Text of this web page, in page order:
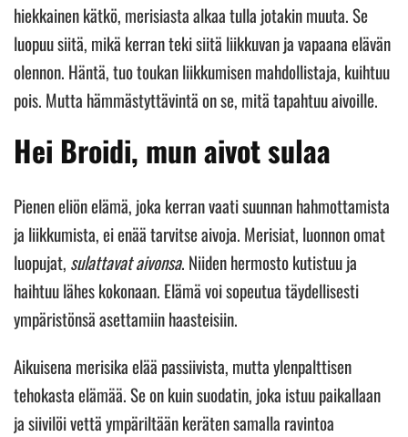
hiekkainen kätkö, merisiasta alkaa tulla jotakin muuta. Se
luopuu siitä, mikä kerran teki siitä liikkuvan ja vapaana elävän
olennon. Häntä, tuo toukan liikkumisen mahdollistaja, kuihtuu
pois. Mutta hämmästyttävintä on se, mitä tapahtuu aivoille.
Hei Broidi, mun aivot sulaa
Pienen eliön elämä, joka kerran vaati suunnan hahmottamista
ja liikkumista, ei enää tarvitse aivoja. Merisiat, luonnon omat
luopujat, sulattavat aivonsa. Niiden hermosto kutistuu ja
haihtuu lähes kokonaan. Elämä voi sopeutua täydellisesti
ympäristönsä asettamiin haasteisiin.
Aikuisena merisika elää passiivista, mutta ylenpalttisen
tehokasta elämää. Se on kuin suodatin, joka istuu paikallaan
ja siivilöi vettä ympäriltään keräten samalla ravintoa